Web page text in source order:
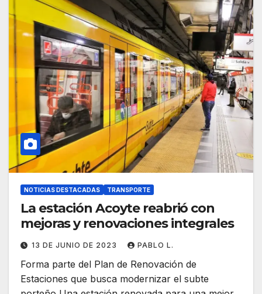
NOTICIAS DESTACADAS TRANSPORTE
La estación Acoyte reabrió con
mejoras y renovaciones integrales
13 DE JUNIO DE 2023 PABLO L.
Forma parte del Plan de Renovación de
Estaciones que busca modernizar el subte